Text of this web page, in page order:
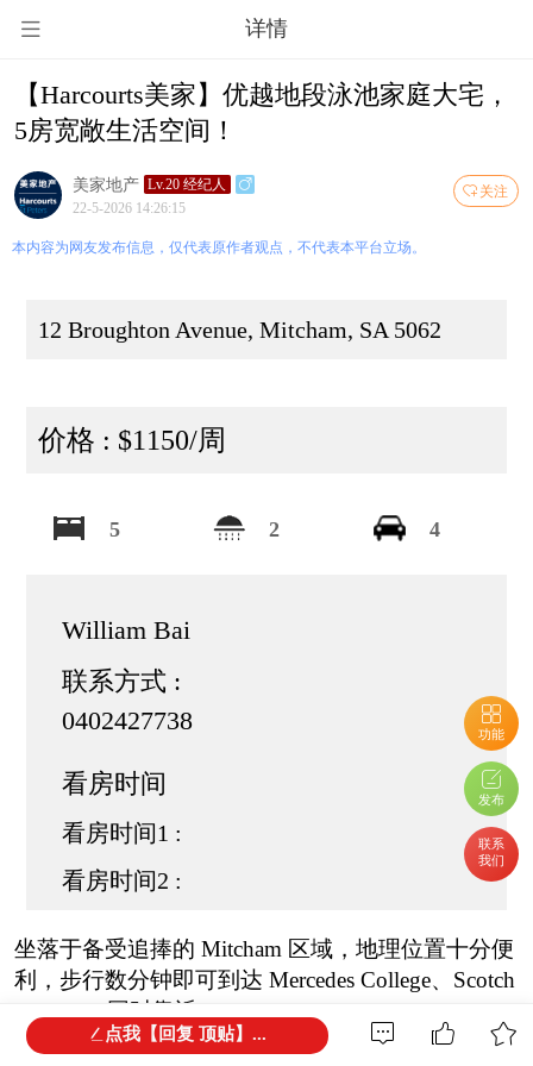
详情
功能
发布
联系
我们
【Harcourts美家】优越地段泳池家庭大宅，
5房宽敞生活空间！
关注
美家地产 Lv.20 经纪人
22-5-2026 14:26:15
本内容为网友发布信息，仅代表原作者观点，不代表本平台立场。
12 Broughton Avenue, Mitcham, SA 5062
价格 : $1150/周
5 2 4
William Bai
联系方式 :
0402427738
看房时间
看房时间1 :
看房时间2 :
坐落于备受追捧的 Mitcham 区域，地理位置十分便
利，步行数分钟即可到达 Mercedes College、Scotch
College，同时靠近 Mitcham Primary、Unley High
School 及 Urrbrae Agricultural College。周边购物、
点我【回复 顶贴】...